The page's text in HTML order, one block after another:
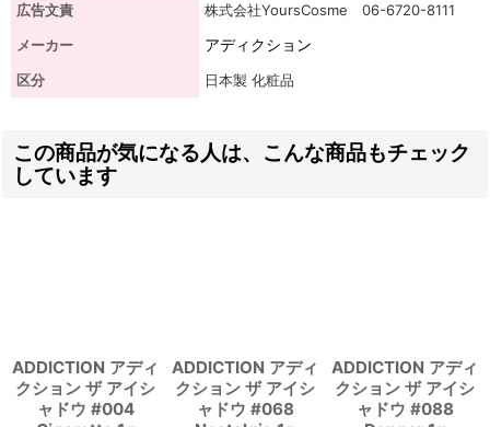
広告文責
株式会社YoursCosme 06-6720-8111
メーカー
アディクション
区分 日本製 化粧品
この商品が気になる人は、こんな商品もチェック
しています
ADDICTION アディ
クション ザ アイシ
ャドウ #004
ADDICTION アディ
クション ザ アイシ
ャドウ #068
ADDICTION アディ
クション ザ アイシ
ャドウ #088